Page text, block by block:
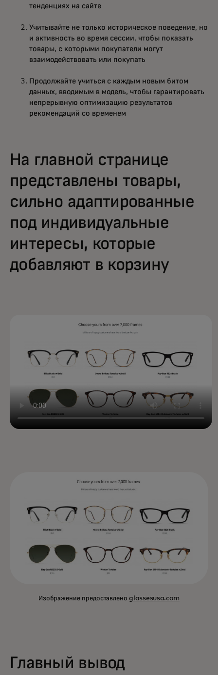
тенденциях на сайте
Учитывайте не только историческое поведение, но
и активность во время сессии, чтобы показать
товары, с которыми покупатели могут
взаимодействовать или покупать
Продолжайте учиться с каждым новым битом
данных, вводимым в модель, чтобы гарантировать
непрерывную оптимизацию результатов
рекомендаций со временем
На главной странице
представлены товары,
сильно адаптированные
под индивидуальные
интересы, которые
добавляют в корзину
Изображение предоставленоglassesusa.com
Главный вывод